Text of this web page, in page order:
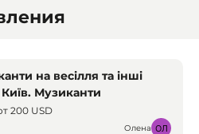
на весілля та інші
Київ. Музиканти
200 USD
Олена